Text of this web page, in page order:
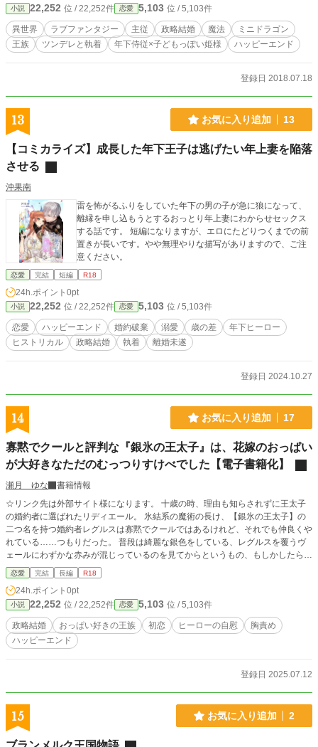
小説 22,252 位 / 22,252件 恋愛 5,103 位 / 5,103件
異世界 ラブファンタジー 主従 政略結婚 魔法
ミニドラゴン
王族
ツンデレと執着 年下侍従×子どもっぽい姫様 ハッピーエンド
登録日 2018.07.18
13 お気に入り追加 13
【コミカライズ】成長した年下王子は逃げたい年上妻を陥落
させる
沖果南
雷を怖がるふりをしていた年下の男の子が急に狼になって、
離縁を申し込もうとするおっとり年上妻にわからせセックス
する話です。 短編になりますが、エロにたどりつくまでの前
置きが長いです。やや無理やりな描写がありますので、ご注
意ください。
恋愛 完結 短編 R18
24h.ポイント 0pt
小説 22,252 位 / 22,252件 恋愛 5,103 位 / 5,103件
恋愛 ハッピーエンド 婚約破棄 溺愛 歳の差
年下ヒーロー
ヒストリカル
政略結婚 執着 離婚未遂
登録日 2024.10.27
14 お気に入り追加 17
寡黙でクールと評判な『銀氷の王太子』は、花嫁のおっぱい
が大好きなただのむっつりすけべでした【電子書籍化】
瀬月 ゆな
書籍情報
☆リンク先は外部サイト様になります。 十歳の時、理由も知らされずに王太子
の婚約者に選ばれたリディエール。 氷結系の魔術の長け、【銀氷の王太子】の
二つ名を持つ婚約者レグルスは寡黙でクールではあるけれど、それでも仲良くや
れている……つもりだった。 普段は綺麗な銀色をしている、レグルスを覆うヴ
ェールにわずかな赤みが混じっているのを見てからというもの、もしかしたら愛
されてはいないのかもしれないと思いはじめる。でも政略だから仕方ない。そう
割り切ろうとしてもレグルスに想いを寄せるリディエールは割り切れないまま結
婚式を挙げ、いよいよ初夜を迎えたのだけど――。 「おっぱい」？ 【銀氷の
王太子】が「おっぱい」とか口にするの？？ ゆるっとした短い話です。 ☆「ま
だ見ぬ理想と想像と現実」にて描写は温いですがヒーローの自慰シーンがありま
す。苦手な方はご注意下さい。
恋愛 完結 長編 R18
24h.ポイント 0pt
小説 22,252 位 / 22,252件 恋愛 5,103 位 / 5,103件
政略結婚 おっぱい好きの王族 初恋 ヒーローの自慰
胸責め
ハッピーエンド
登録日 2025.07.12
15 お気に入り追加 2